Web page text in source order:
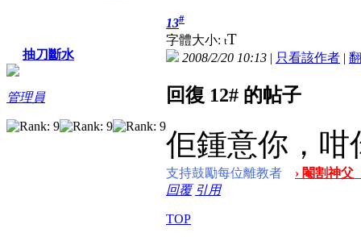
抽刀斷水
管理員
13#
字體大小: tT
2008/2/20 10:13 | 只看該作者 |
回復 12# 的帖子
佢鍾意你，咁
支持鼓勵每位離教者
› 閹割神
回覆 引用
TOP